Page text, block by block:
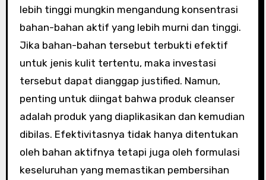
lebih tinggi mungkin mengandung konsentrasi
bahan-bahan aktif yang lebih murni dan tinggi.
Jika bahan-bahan tersebut terbukti efektif
untuk jenis kulit tertentu, maka investasi
tersebut dapat dianggap justified. Namun,
penting untuk diingat bahwa produk cleanser
adalah produk yang diaplikasikan dan kemudian
dibilas. Efektivitasnya tidak hanya ditentukan
oleh bahan aktifnya tetapi juga oleh formulasi
keseluruhan yang memastikan pembersihan